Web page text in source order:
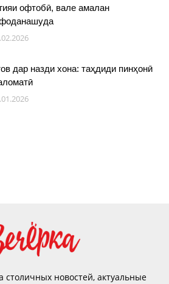
офтобӣ, вале амалан
дар назди хона: таҳдиди пинҳонӣ
столичных новостей, актуальные